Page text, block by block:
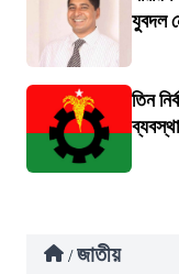
যুবদল
তিন
/ জাতীয়